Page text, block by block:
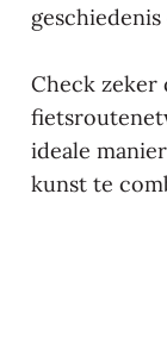
Check zeker
ideale
kunst te